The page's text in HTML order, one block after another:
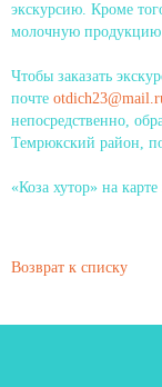
экскурсию. Кроме
молочную продукцию
Чтобы заказать
почте
непосредственно,
Темрюкский район,
«Коза хутор» на
Возврат к списку